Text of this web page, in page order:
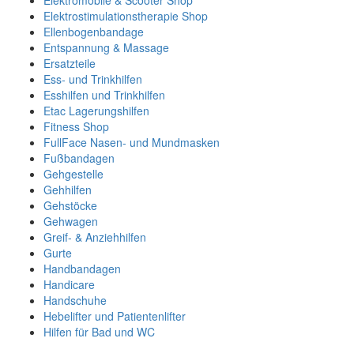
Elektrostimulationstherapie Shop
Ellenbogenbandage
Entspannung & Massage
Ersatzteile
Ess- und Trinkhilfen
Esshilfen und Trinkhilfen
Etac Lagerungshilfen
Fitness Shop
FullFace Nasen- und Mundmasken
Fußbandagen
Gehgestelle
Gehhilfen
Gehstöcke
Gehwagen
Greif- & Anziehhilfen
Gurte
Handbandagen
Handicare
Handschuhe
Hebelifter und Patientenlifter
Hilfen für Bad und WC